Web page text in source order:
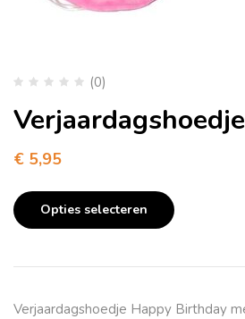
(0)
€ 5,95
Opties selecteren
Verjaardagshoedje Happy Birthday